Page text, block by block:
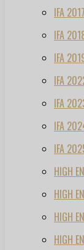
IFA 2017
IFA
IFA
IFA
IFA
IFA
IFA
HIGH
HIGH
HIGH
HIGH